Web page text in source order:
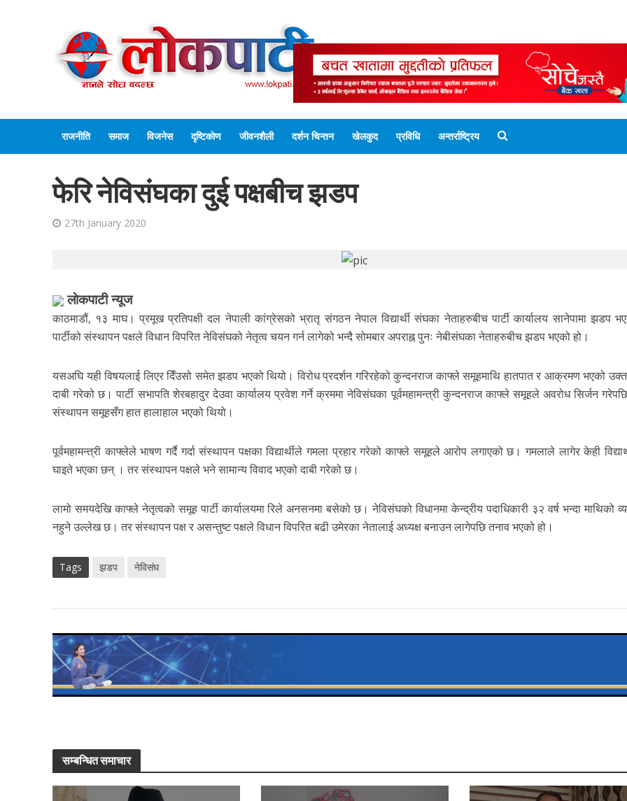
राजनीति समाज विजनेस दृष्टिकोण जीवनशैली दर्शन चिन्तन खेलकुद प्रविधि अन्तर्राष्ट्रिय
फेरि नेविसंघका दुई पक्षबीच झडप
27th January 2020
लाेकपाटी न्यूज
काठमाडौं, १३ माघ। प्रमूख प्रतिपक्षी दल नेपाली कांग्रेसको भ्रातृ संगठन नेपाल विद्यार्थी संघका नेताहरुबीच पार्टी कार्यालय सानेपामा झडप
पार्टीको संस्थापन पक्षले विधान विपरित नेविसंघको नेतृत्व चयन गर्न लागेको भन्दै सोमबार अपराह्न पुनः नेबीसंघका नेताहरुबीच झडप भएको हो।
यसअघि यही विषयलाई लिएर दिँउसो समेत झडप भएको थियो। विरोध प्रदर्शन गरिरहेको कुन्दनराज काफ्ले समूहमाथि हातपात र आक्रमण भएको
दाबी गरेको छ। पार्टी सभापति शेरबहादुर देउवा कार्यालय प्रवेश गर्ने क्रममा नेविसंघका पूर्वमहामन्त्री कुन्दनराज काफ्ले समूहले अवरोध सिर्जन
संस्थापन समूहसँग हात हालाहाल भएको थियो।
पूर्वमहामन्त्री काफ्लेले भाषण गर्दै गर्दा संस्थापन पक्षका विद्यार्थीले गमला प्रहार गरेको काफ्ले समूहले आरोप लगाएको छ। गमलाले लागेर केही
घाइते भएका छन् । तर संस्थापन पक्षले भने सामान्य विवाद भएको दाबी गरेको छ।
लामो समयदेखि काफ्ले नेतृत्वको समूह पार्टी कार्यालयमा रिले अनसनमा बसेको छ। नेविसंघको विधानमा केन्द्रीय पदाधिकारी ३२ वर्ष भन्दा माथिको
नहुने उल्लेख छ। तर संस्थापन पक्ष र असन्तुष्ट पक्षले विधान विपरित बढी उमेरका नेतालाई अध्यक्ष बनाउन लागेपछि तनाव भएको हो।
Tags झडप नेविसंघ
सम्बन्धित समाचार